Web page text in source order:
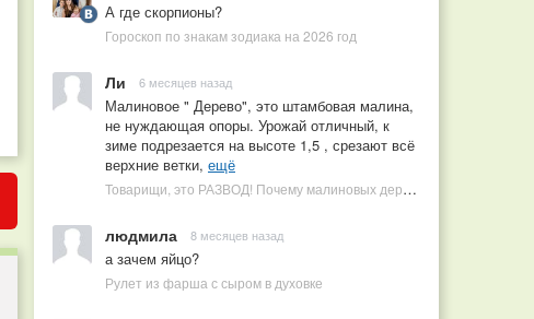
А где скорпионы?
Гороскоп по знакам зодиака на 2026 год
Ли 6 месяцев назад
Малиновое " Дерево", это штамбовая малина,
не нуждающая опоры. Урожай отличный, к
зиме подрезается на высоте 1,5 , срезают всё
верхние ветки, ещё
Товарищи, это РАЗВОД! Почему малиновых деревьев не бывает, или Как ушлые продавцы наживаются на мечтах садоводов
людмила 8 месяцев назад
а зачем яйцо?
Рулет из фарша с сыром в духовке